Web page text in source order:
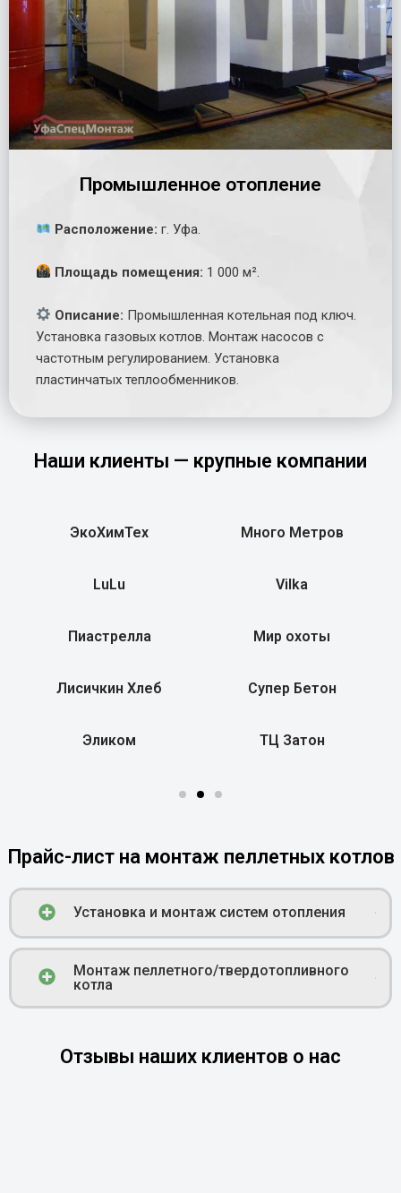
Промышленное отопление
Расположение: г. Уфа.
Площадь помещения: 1 000 м².
Описание: Промышленная котельная под ключ.
Установка газовых котлов. Монтаж насосов с
частотным регулированием. Установка
пластинчатых теплообменников.
Наши клиенты — крупные компании
ЭкоХимТех Много Метров
LuLu Vilka
Пиастрелла Мир охоты
Лисичкин Хлеб Супер Бетон
Эликом ТЦ Затон
Прайс-лист на монтаж пеллетных котлов
Установка и монтаж систем отопления
Монтаж пеллетного/твердотопливного
котла
Отзывы наших клиентов о нас